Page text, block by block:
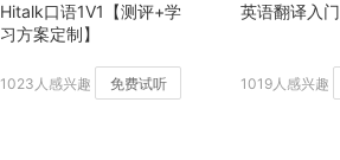
Hitalk口语1V1【测评+学
习方案定制】
1023人感兴趣 免费试听
英语翻译入门
1019人感兴趣